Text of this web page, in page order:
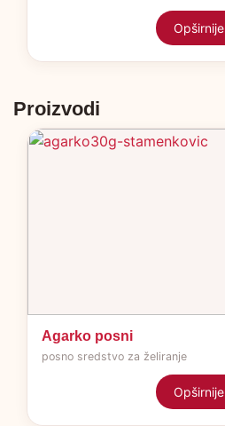
Opširnije
Proizvodi
Agarko posni
posno sredstvo za želiranje
Opširnije